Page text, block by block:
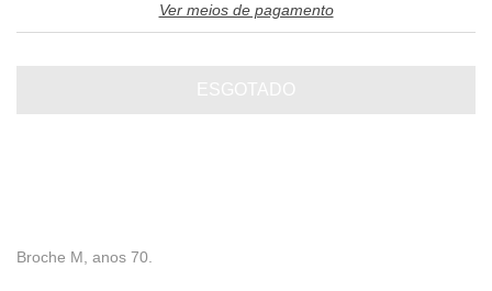
Ver meios de pagamento
Broche M, anos 70.